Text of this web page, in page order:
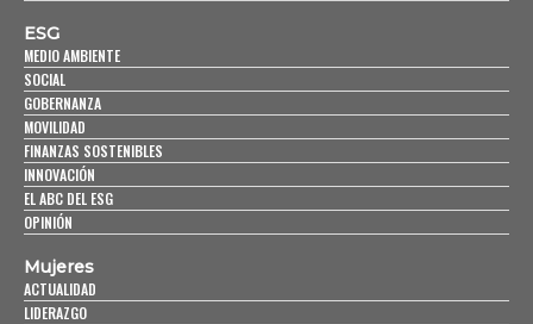
ESG
MEDIO AMBIENTE
SOCIAL
GOBERNANZA
MOVILIDAD
FINANZAS SOSTENIBLES
INNOVACIÓN
EL ABC DEL ESG
OPINIÓN
Mujeres
ACTUALIDAD
LIDERAZGO